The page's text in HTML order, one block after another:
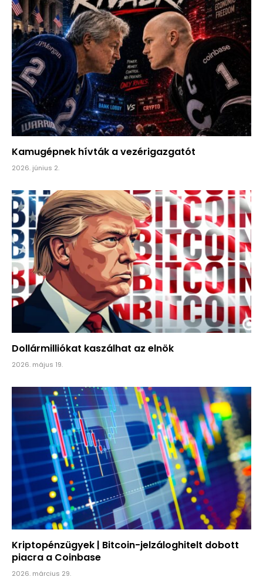
Kamugépnek hívták a vezérigazgatót
2026. június 2.
Dollármilliókat kaszálhat az elnök
2026. május 19.
Kriptopénzügyek | Bitcoin-jelzáloghitelt dobott
piacra a Coinbase
2026. március 29.